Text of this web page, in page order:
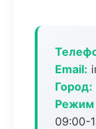
Email:
Город:
Режим
09:00-